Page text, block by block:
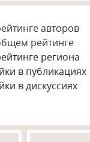
авторов
рейтинге
региона
в публикациях
в дискуссиях